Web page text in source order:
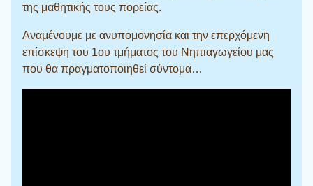
της μαθητικής τους πορείας.
Αναμένουμε με ανυπομονησία και την επερχόμενη
επίσκεψη του 1ου τμήματος του Νηπιαγωγείου μας
που θα πραγματοποιηθεί σύντομα…